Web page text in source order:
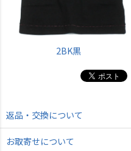
2BK黒
返品・交換について
お取寄せについて